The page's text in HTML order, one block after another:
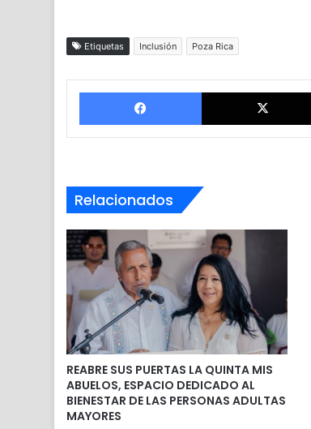
Etiquetas Inclusión Poza Rica
Facebook
Relacionados
REABRE SUS PUERTAS LA QUINTA MIS
ABUELOS, ESPACIO DEDICADO AL
BIENESTAR DE LAS PERSONAS ADULTAS
MAYORES